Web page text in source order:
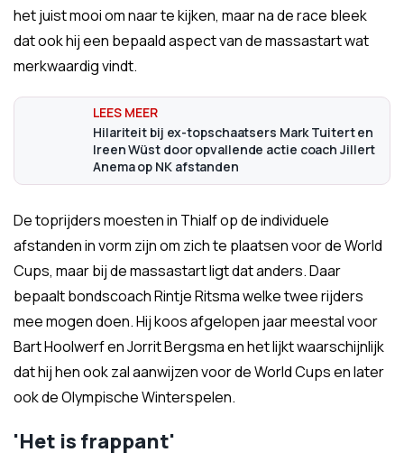
het juist mooi om naar te kijken, maar na de race bleek
dat ook hij een bepaald aspect van de massastart wat
merkwaardig vindt.
Hilariteit bij ex-topschaatsers Mark Tuitert en
Ireen Wüst door opvallende actie coach Jillert
Anema op NK afstanden
De toprijders moesten in Thialf op de individuele
afstanden in vorm zijn om zich te plaatsen voor de World
Cups, maar bij de massastart ligt dat anders. Daar
bepaalt bondscoach Rintje Ritsma welke twee rijders
mee mogen doen. Hij koos afgelopen jaar meestal voor
Bart Hoolwerf en Jorrit Bergsma en het lijkt waarschijnlijk
dat hij hen ook zal aanwijzen voor de World Cups en later
ook de Olympische Winterspelen.
'Het is frappant'